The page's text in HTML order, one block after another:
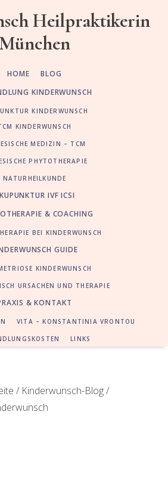
Heilpraktikerin
München
HOME
BLOG
KINDERWUNSCH
KINDERWUNSCH
KINDERWUNSCH
MEDIZIN – TCM
PHYTOTHERAPIE
NATURHEILKUNDE
IVF ICSI
& COACHING
BEI KINDERWUNSCH
GUIDE
KINDERWUNSCH
URSACHEN UND THERAPIE
& KONTAKT
VITA – KONSTANTINIA VRONTOU
LINKS
/ Kinderwunsch-Blog/